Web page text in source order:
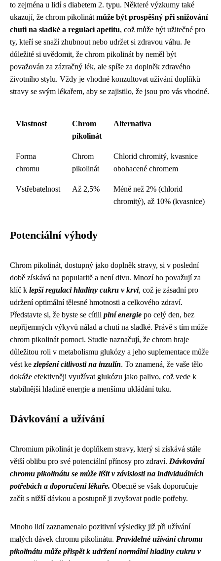
to zejména u lidí s diabetem 2. typu. Některé výzkumy také
ukazují, že chrom pikolinát může být prospěšný při snižování
chuti na sladké a regulaci apetitu, což může být užitečné pro
ty, kteří se snaží zhubnout nebo udržet si zdravou váhu. Je
důležité si uvědomit, že chrom pikolinát by neměl být
považován za zázračný lék, ale spíše za doplněk zdravého
životního stylu. Vždy je vhodné konzultovat užívání doplňků
stravy se svým lékařem, aby se zajistilo, že jsou pro vás vhodné.
Vlastnost
Chrom
pikolinát
Alternativa
Forma
chromu
Chrom
pikolinát
Chlorid chromitý, kvasnice
obohacené chromem
Vstřebatelnost Až 2,5%
Méně než 2% (chlorid
chromitý), až 10% (kvasnice)
Potenciální výhody
Chrom pikolinát, dostupný jako doplněk stravy, si v poslední
době získává na popularitě a není divu. Mnozí ho považují za
klíč k lepší regulaci hladiny cukru v krvi, což je zásadní pro
udržení optimální tělesné hmotnosti a celkového zdraví.
Představte si, že byste se cítili plní energie po celý den, bez
nepříjemných výkyvů nálad a chutí na sladké. Právě s tím může
chrom pikolinát pomoci. Studie naznačují, že chrom hraje
důležitou roli v metabolismu glukózy a jeho suplementace může
vést ke zlepšení citlivosti na inzulín. To znamená, že vaše tělo
dokáže efektivněji využívat glukózu jako palivo, což vede k
stabilnější hladině energie a menšímu ukládání tuku.
Dávkování a užívání
Chromium pikolinát je doplňkem stravy, který si získává stále
větší oblibu pro své potenciální přínosy pro zdraví. Dávkování
chromu pikolinátu se může lišit v závislosti na individuálních
potřebách a doporučení lékaře. Obecně se však doporučuje
začít s nižší dávkou a postupně ji zvyšovat podle potřeby.
Mnoho lidí zaznamenalo pozitivní výsledky již při užívání
malých dávek chromu pikolinátu. Pravidelné užívání chromu
pikolinátu může přispět k udržení normální hladiny cukru v